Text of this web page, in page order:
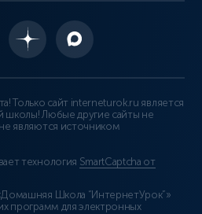
Только сайт interneturok.ru является
Любые другие сайты не
являются источником
технология SmartCaptcha от
Школа “ИнтернетУрок”»
программ для электронных